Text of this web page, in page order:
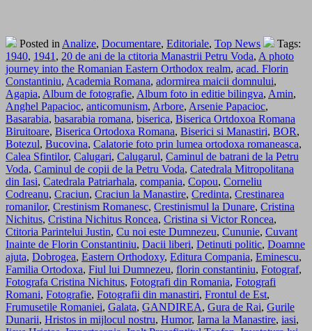
Posted in Analize, Documentare, Editoriale, Top News
Tags:
1940, 1941 , 20 de ani de la ctitoria Manastrii Petru Voda, A photo
journey into the Romanian Eastern Orthodox realm, acad. Florin
Constantiniu, Academia Romana, adormirea maicii domnului,
Agapia, Album de fotografie, Album foto in editie bilingva, Amin,
Anghel Papacioc, anticomunism, Arbore, Arsenie Papacioc,
Basarabia, basarabia romana, biserica, Biserica Ortdoxoa Romana
Biruitoare, Biserica Ortodoxa Romana, Biserici si Manastiri, BOR,
Botezul, Bucovina, Calatorie foto prin lumea ortodoxa romaneasca,
Calea Sfintilor, Calugari, Calugarul, Caminul de batrani de la Petru
Voda, Caminul de copii de la Petru Voda, Catedrala Mitropolitana
din Iasi, Catedrala Patriarhala, compania, Copou, Corneliu
Codreanu, Craciun, Craciun la Manastire, Credinta, Crestinarea
romanilor, Crestinism Romanesc, Crestinismul la Dunare, Cristina
Nichitus, Cristina Nichitus Roncea, Cristina si Victor Roncea,
Ctitoria Parintelui Justin, Cu noi este Dumnezeu, Cununie, Cuvant
Inainte de Florin Constantiniu, Dacii liberi, Detinuti politic, Doamne
ajuta, Dobrogea, Eastern Orthodoxy, Editura Compania, Eminescu,
Familia Ortodoxa, Fiul lui Dumnezeu, florin constantiniu, Fotograf,
Fotografa Cristina Nichitus, Fotografi din Romania, Fotografi
Romani, Fotografie, Fotografii din manastiri, Frontul de Est,
Frumusetile Romaniei, Galata, GANDIREA, Gura de Rai, Gurile
Dunarii, Hristos in mijlocul nostru, Humor, Iarna la Manastire, iasi,